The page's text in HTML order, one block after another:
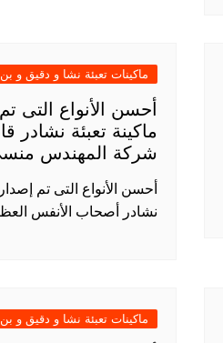
ماكينات تعبئة نشا و دقيق و
أحسن الأنواع التى
ماكينة تعبئة
شركة المهندس
أحسن الأنواع التى تم
نشادر أصحاب الأنفس
ماكينات تعبئة نشا و دقيق و